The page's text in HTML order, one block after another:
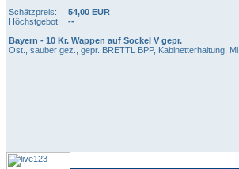
Schätzpreis:
54,00 EUR
Höchstgebot:
--
Bayern - 10 Kr. Wappen auf Sockel V gepr.
Ost., sauber gez., gepr. BRETTL BPP, Kabinetterhaltung,